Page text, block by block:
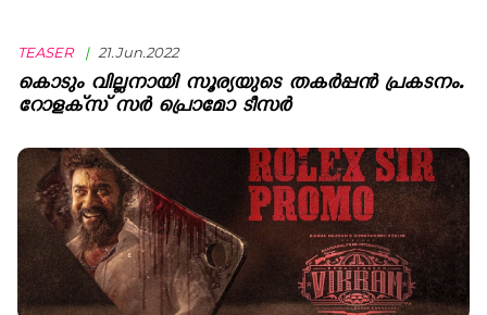
TEASER | 21.Jun.2022
കൊടും വില്ലനായി സൂര്യയുടെ തകര്‍പ്പന്‍ പ്രകടനം.
റോളക്‌സ് സര്‍ പ്രൊമോ ടീസര്‍